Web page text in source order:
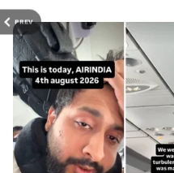
PREV